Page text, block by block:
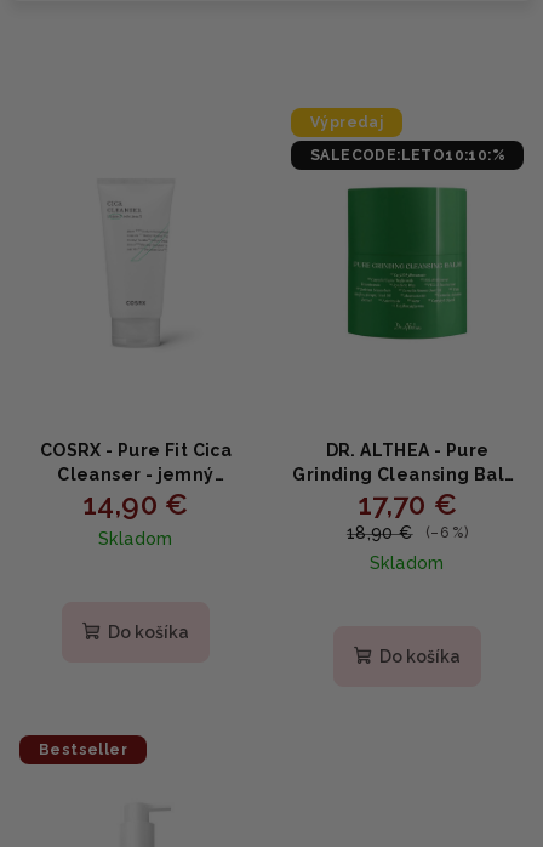
COSRX - Pure Fit Cica
Cleanser - jemný
produkt na čistenie pleti
150ml
14,90 €
Skladom
Do košíka
Výpredaj
SALECODE:LETO10:10:%
DR. ALTHEA - Pure
Grinding Cleansing Balm
- Čistiaci balzam s
hroznovým a
čajovníkovým olejom
50ml
17,70 €
18,90 € (–6 %)
Skladom
produktu
Do košíka
Bestseller